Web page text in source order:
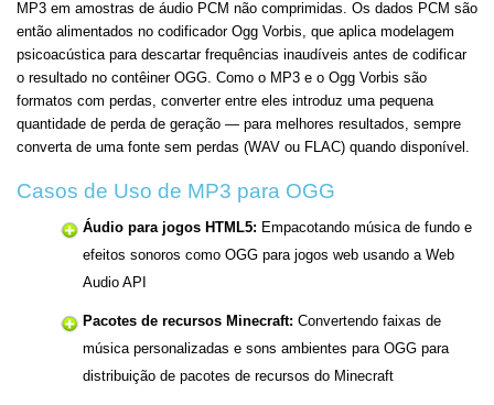
MP3 em amostras de áudio PCM não comprimidas. Os dados PCM são
então alimentados no codificador Ogg Vorbis, que aplica modelagem
psicoacústica para descartar frequências inaudíveis antes de codificar
o resultado no contêiner OGG. Como o MP3 e o Ogg Vorbis são
formatos com perdas, converter entre eles introduz uma pequena
quantidade de perda de geração — para melhores resultados, sempre
converta de uma fonte sem perdas (WAV ou FLAC) quando disponível.
Casos de Uso de MP3 para OGG
Áudio para jogos HTML5: Empacotando música de fundo e
efeitos sonoros como OGG para jogos web usando a Web
Audio API
Pacotes de recursos Minecraft: Convertendo faixas de
música personalizadas e sons ambientes para OGG para
distribuição de pacotes de recursos do Minecraft